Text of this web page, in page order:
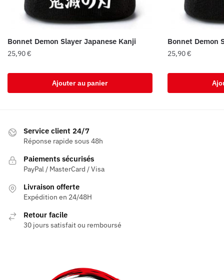
Bonnet Demon Slayer Japanese Kanji
25,90€
Ajouter au panier
Bonnet Demon
25,90€
Service client 24/7
Réponse rapide sous 48h
Paiements sécurisés
PayPal / MasterCard / Visa
Livraison offerte
Expédition en 24/48H
Retour facile
30 jours satisfait ou remboursé